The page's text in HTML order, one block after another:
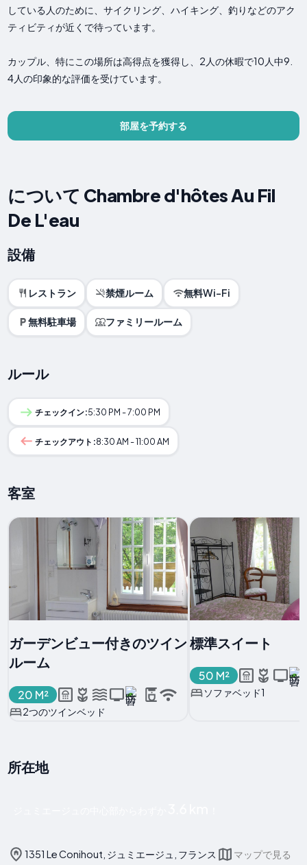
している人のために、サイクリング、ハイキング、釣りなどのアク
ティビティが近くで待っています。
カップル、特にこの場所は高得点を獲得し、2人の休暇で10人中9.
4人の印象的な評価を受けています。
部屋を予約する
について Chambre d'hôtes Au Fil
De L'eau
設備
レストラン 禁煙ルーム 無料Wi-Fi
無料駐車場 ファミリールーム
ルール
チェックイン:5:30 PM - 7:00 PM
チェックアウト:8:30 AM - 11:00 AM
客室
ガーデンビュー付きのツイン
ルーム
20 M²
2つのツインベッド
標準スイート
50 M²
ソファベッド1
所在地
1351 Le Conihout, ジュミエージュ, フランス マップで見る